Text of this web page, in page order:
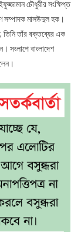
চৌধুরীর সংক্ষিপ্ত
সম্পাদক মাসউদুল হক।
তাঁর বক্তব্যের এক
সংলাপে বাংলাদেশ